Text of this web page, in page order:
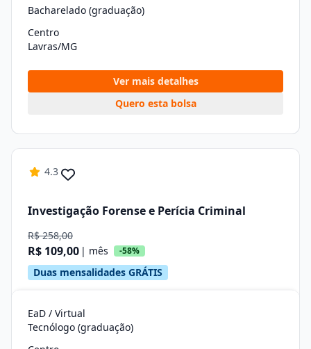
Bacharelado (graduação)
Centro
Lavras/MG
Ver mais detalhes
Quero esta bolsa
4.3
Investigação Forense e Perícia Criminal
R$ 258,00
R$ 109,00 | mês -58%
Duas mensalidades GRÁTIS
EaD / Virtual
Tecnólogo (graduação)